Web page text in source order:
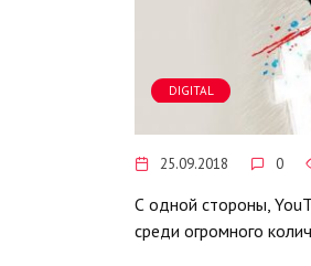
DIGITAL
25.09.2018 0
С одной стороны,
среди огромного